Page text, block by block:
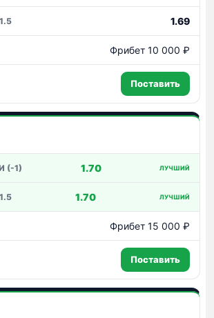
1.69
Фрибет 10 000 ₽
Поставить
1.70 ЛУЧШИЙ
1.70 ЛУЧШИЙ
Фрибет 15 000 ₽
Поставить